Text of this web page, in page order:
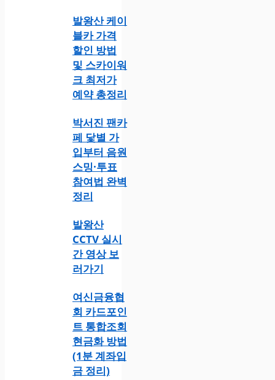
발왕산 케이
블카 가격
할인 방법
및 스카이워
크 최저가
예약 총정리
박서진 팬카
페 닻별 가
입부터 음원
스밍·투표
참여법 완벽
정리
발왕산
CCTV 실시
간 영상 보
러가기
여신금융협
회 카드포인
트 통합조회
현금화 방법
(1분 계좌입
금 정리)